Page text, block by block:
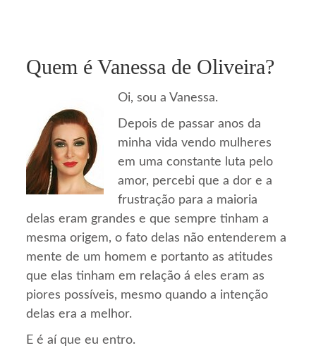
Quem é Vanessa de Oliveira?
Oi, sou a Vanessa.
Depois de passar anos da
minha vida vendo mulheres
em uma constante luta pelo
amor, percebi que a dor e a
frustração para a maioria
delas eram grandes e que sempre tinham a
mesma origem, o fato delas não entenderem a
mente de um homem e portanto as atitudes
que elas tinham em relação á eles eram as
piores possíveis, mesmo quando a intenção
delas era a melhor.
E é aí que eu entro.